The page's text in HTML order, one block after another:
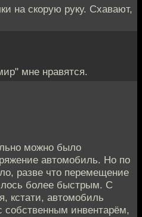
на скорую руку. Схавают,
мне нравятся.
можно было
автомобиль. Но по
разве что перемещение
более быстрым. С
кстати, автомобиль
собственным инвентарём,